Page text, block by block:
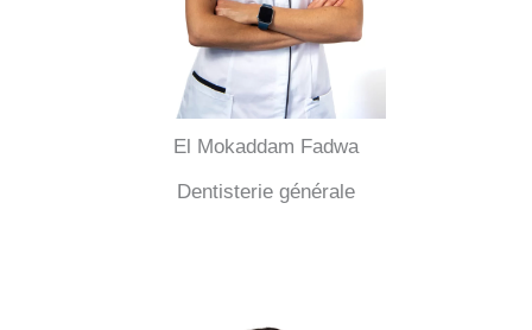
El Mokaddam Fadwa
Dentisterie générale